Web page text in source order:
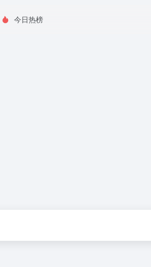
今日热榜